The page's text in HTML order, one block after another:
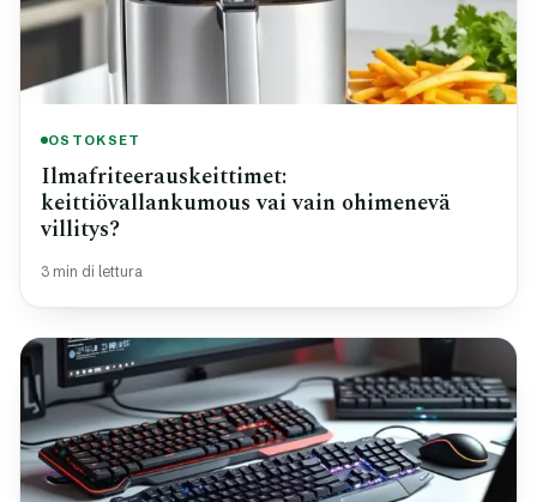
OSTOKSET
Ilmafriteerauskeittimet:
keittiövallankumous vai vain ohimenevä
villitys?
3 min di lettura